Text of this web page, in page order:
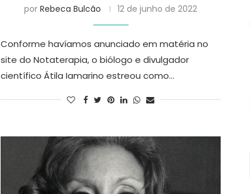
porRebeca Bulcão 12 de junho de 2022
Conforme havíamos anunciado em matéria no
site do Notaterapia, o biólogo e divulgador
científico Átila Iamarino estreou como…